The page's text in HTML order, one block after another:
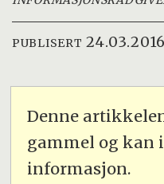
PUBLISERT
Denne
gammel og kan
informasjon.